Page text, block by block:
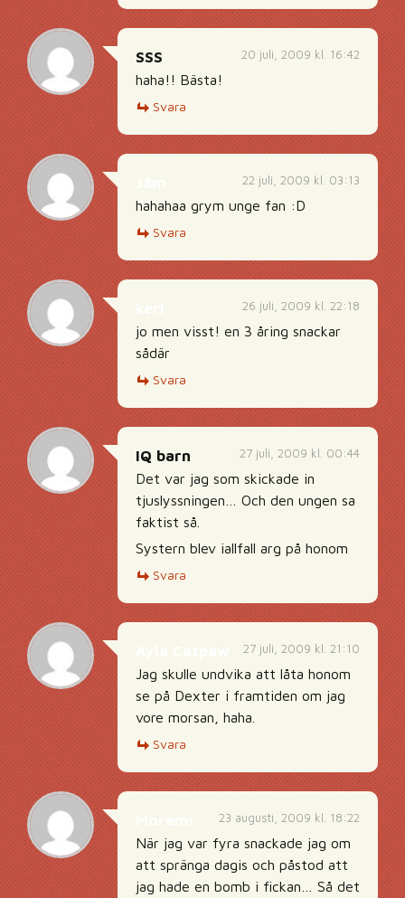
20 juli, 2009 kl. 16:42
SSS
haha!! Bästa!
Svara
22 juli, 2009 kl. 03:13
hahahaa grym unge fan :D
Svara
26 juli, 2009 kl. 22:18
jo men visst! en 3 åring snackar
sådär
Svara
27 juli, 2009 kl. 00:44
IQ barn
Det var jag som skickade in
tjuslyssningen… Och den ungen sa
faktist så.
Systern blev iallfall arg på honom
Svara
27 juli, 2009 kl. 21:10
Jag skulle undvika att låta honom
se på Dexter i framtiden om jag
vore morsan, haha.
Svara
23 augusti, 2009 kl. 18:22
När jag var fyra snackade jag om
att spränga dagis och påstod att
jag hade en bomb i fickan… Så det